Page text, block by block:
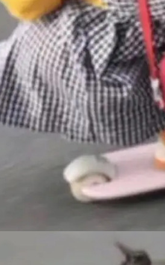
虑清单上多了两项：
应用安全地从PoC走
队跟得上AI应用...
空字段来表示——bool
的默认模式、浅
大量无意义的组
、全 null 了。要知道
得靠"文档、校验、或
Rust 的 enum，两个
"——每个大厂都在
Varda 在 Twitte
我们发布了 Cloudfla
天机器人，跟其他所
过，实际上它不一
制版，我十年前的
这次它构建在 Cloudf
年时间搭建的平台
基本上是我十年秘密
自托管的分
队推出了最新开源项
器上运行 Cloudflare
的守护进程。 设
一个独立的 SQLite
到你自己的 S3 兼容
这个存储库协调——
议。每个对象自带一
分片构建，单个数据
设计层面就被消除
乎不占资源。当 cel
S3 恢复 SQLite 数据
化的唯一真相...
/AI榜：vivo夺
Galaxy Z系列
于存储等硬件成本暴
过啊，新机速度明显
。新机参数规格除开
Z Fold8 Ultra / Z
要么是中低端机器，
17、REDMI No
么是vivo X300 E这
Ultra / Z Fold8 /
7月22日发布，且全
Galaxy，它们本该
目——DeltaDB，一
一次编辑操作的版
Access 阶段。 De
landing page 最显
between com
之间写出来的。git
183 亿美元
博客（VC 分
季度业绩报告，Spac